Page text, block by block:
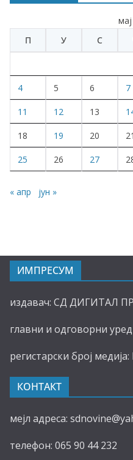
П
У С
4 5 6 7
11 12 13
18 19 20 21
25 26 27
« апр јун »
ИМПРЕСУМ
издавач: СД ДИГИТАЛ
главни и одговорни
регистарски број
КОНТАКТ
мејл адреса:
телефон: 065 90 44 232